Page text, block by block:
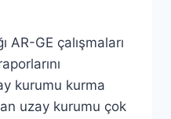
AR-GE çalışmaları
kurumu kurma
uzay kurumu çok